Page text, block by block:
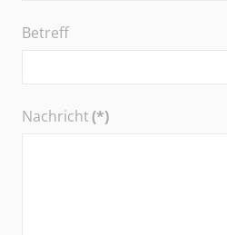
Betreff
Nachricht(*)